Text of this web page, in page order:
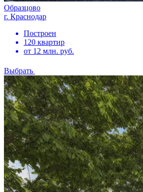
Образцово
г. Краснодар
Построен
120 квартир
от 12 млн. руб.
Выбрать